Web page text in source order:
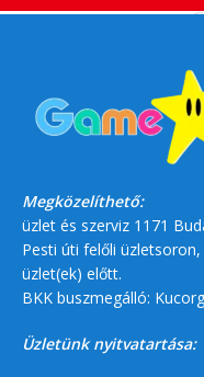
Megközelíthető:
üzlet és szerviz 1171
Pesti úti felőli
üzlet(ek) előtt.
BKK buszmegálló:
Üzletünk nyitvatartása: